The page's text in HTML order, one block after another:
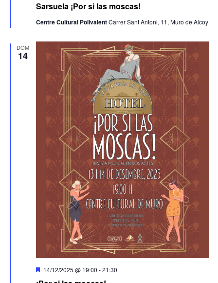
Sarsuela ¡Por si las moscas!
Centre Cultural PolivalentCarrer Sant Antoni, 11, Muro de Alcoy
DOM
14
Destacado
14/12/2025 @ 19:00 -21:30